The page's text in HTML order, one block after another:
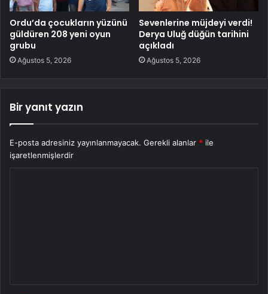
Ordu’da çocukların yüzünü
güldüren 208 yeni oyun
grubu
Ağustos 5, 2026
Sevenlerine müjdeyi verdi!
Derya Uluğ düğün tarihini
açıkladı
Ağustos 5, 2026
Bir yanıt yazın
E-posta adresiniz yayınlanmayacak. Gerekli alanlar * ile
işaretlenmişlerdir